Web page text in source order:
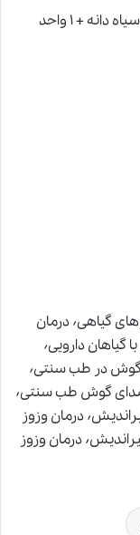
(۳ واحد پودر تنباکو +۲ واحد پودر سیاه دانه + ۱ واحد
درمان صدای گوش٬ درمان صدای گوش با داروهای گیاهی٬ درمان
صدای گوش با طب سنتی٬ درمان صدای گوش با گیاهان دارویی٬
درمان صدای گوش خیراندیش٬ درمان صدای گوش در طب سنتی٬
درمان صدای گوش دکتر خیراندیش٬ درمان صدای گوش طب سنتی٬
درمان وزوز گوش٬ درمان وزوز گوش استاد خیراندیش٬ درمان وزوز
گوش حکیم خیراندیش٬ درمان وزوز گوش خیراندیش٬ درمان وزوز